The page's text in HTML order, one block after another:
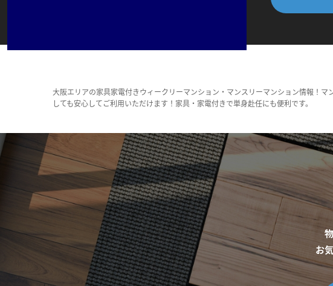
大阪エリアの家具家電付きウィークリーマンション・マンスリーマンション情報！
しても安心してご利用いただけます！家具・家電付きで単身赴任にも便利です。
お